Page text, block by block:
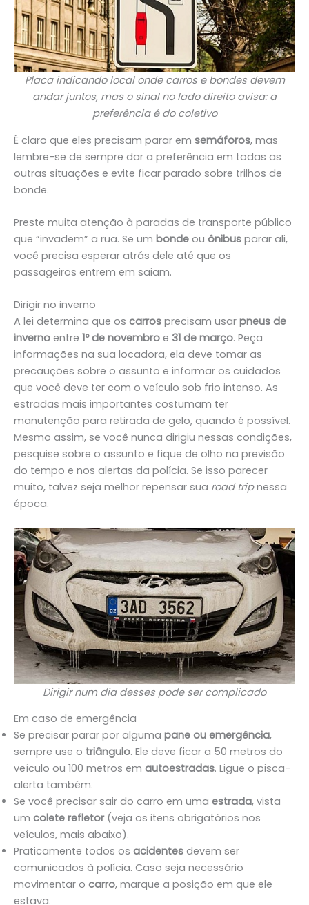
Placa indicando local onde carros e bondes devem
andar juntos, mas o sinal no lado direito avisa: a
preferência é do coletivo
É claro que eles precisam parar em semáforos, mas
lembre-se de sempre dar a preferência em todas as
outras situações e evite ficar parado sobre trilhos de
bonde.
Preste muita atenção à paradas de transporte público
que “invadem” a rua. Se um bonde ou ônibus parar ali,
você precisa esperar atrás dele até que os
passageiros entrem em saiam.
Dirigir no inverno
A lei determina que os carros precisam usar pneus de
inverno entre 1º de novembro e 31 de março. Peça
informações na sua locadora, ela deve tomar as
precauções sobre o assunto e informar os cuidados
que você deve ter com o veículo sob frio intenso. As
estradas mais importantes costumam ter
manutenção para retirada de gelo, quando é possível.
Mesmo assim, se você nunca dirigiu nessas condições,
pesquise sobre o assunto e fique de olho na previsão
do tempo e nos alertas da polícia. Se isso parecer
muito, talvez seja melhor repensar sua road tripnessa
época.
Dirigir num dia desses pode ser complicado
Em caso de emergência
Se precisar parar por alguma pane ou emergência,
sempre use o triângulo. Ele deve ficar a 50 metros do
veículo ou 100 metros em autoestradas. Ligue o pisca-
alerta também.
Se você precisar sair do carro em uma estrada, vista
um colete refletor(veja os itens obrigatórios nos
veículos, mais abaixo).
Praticamente todos os acidentes devem ser
comunicados à polícia. Caso seja necessário
movimentar o carro, marque a posição em que ele
estava.